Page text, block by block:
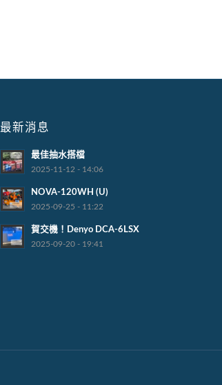
最新消息
最佳抽水搭檔
2025-11-12 - 14:06
NOVA-120WH (U)
2025-09-25 - 11:22
賀交機！Denyo DCA-6LSX
2025-09-20 - 19:41